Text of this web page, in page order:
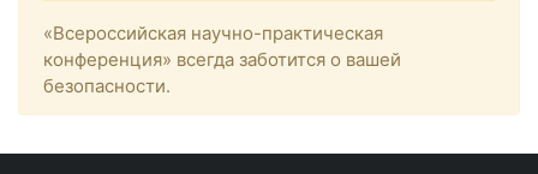
«Всероссийская научно-практическая
конференция» всегда заботится о вашей
безопасности.